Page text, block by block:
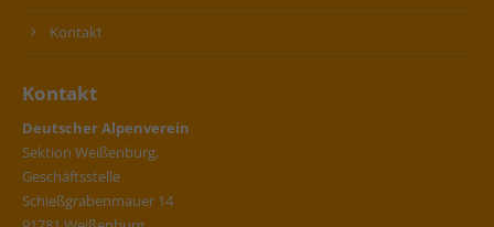
Kontakt
Kontakt
Deutscher Alpenverein
Sektion Weißenburg,
Geschäftsstelle
Schießgrabenmauer 14